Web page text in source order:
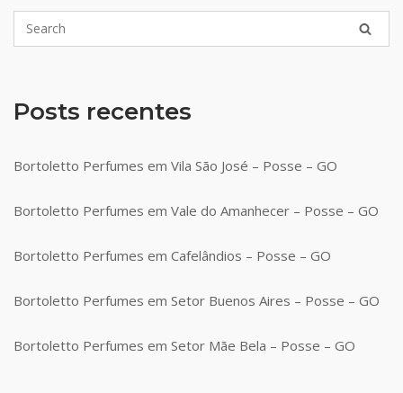
Posts recentes
Bortoletto Perfumes em Vila São José – Posse – GO
Bortoletto Perfumes em Vale do Amanhecer – Posse – GO
Bortoletto Perfumes em Cafelândios – Posse – GO
Bortoletto Perfumes em Setor Buenos Aires – Posse – GO
Bortoletto Perfumes em Setor Mãe Bela – Posse – GO